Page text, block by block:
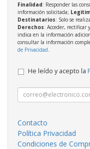
Finalidad: Responder las
información solicitada;
Destinatarios: Solo se
Derechos: Acceder, rectificar
indica en la información
consultar la información
de Privacidad
He leído y acepto la
Contacto
Política Privacidad
Condiciones de